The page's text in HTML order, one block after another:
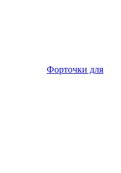
Форточки для